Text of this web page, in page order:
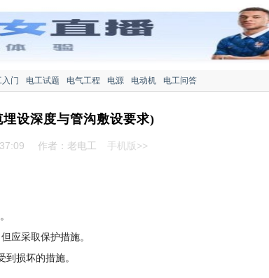
入门 电工试题 电气工程 电源 电动机
电工问答
设深度与管沟敷设要求)
作者：老电工 手机版>>
应采取保护措施。
损坏的措施。